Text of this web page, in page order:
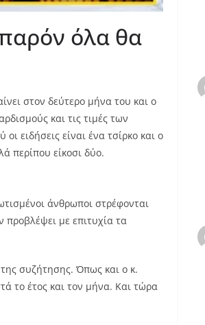
όλα θα
στον δεύτερο μήνα του και ο
και τις τιμές των
ειδήσεις είναι ένα τσίρκο και ο
περίπου είκοσι δύο.
άνθρωποι στρέφονται
προβλέψει με επιτυχία τα
συζήτησης. Όπως και ο κ.
το έτος και τον μήνα. Και τώρα